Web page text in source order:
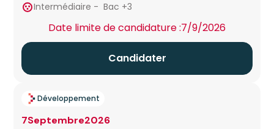
Intermédiaire -Bac +3
Date limite de candidature :7/9/2026
Candidater
Développement
7Septembre2026